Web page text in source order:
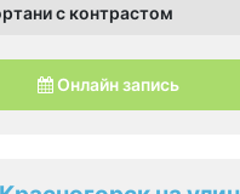
с контрастом
Онлайн запись